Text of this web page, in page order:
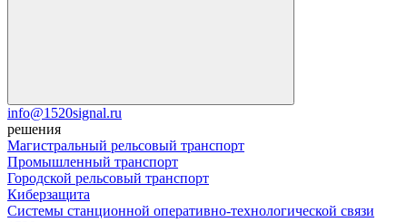
info@1520signal.ru
решения
Магистральный рельсовый транспорт
Промышленный транспорт
Городской рельсовый транспорт
Киберзащита
Системы станционной оперативно-технологической связи